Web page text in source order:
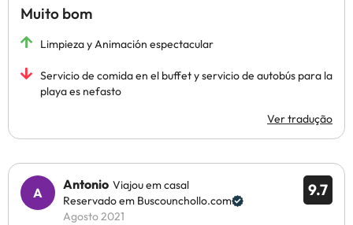
Muito bom
Limpieza y Animación espectacular
Servicio de comida en el buffet y servicio de autobús para la
playa es nefasto
Ver tradução
9.7
Antonio Viajou em casal
Reservado em Buscounchollo.com
Agosto 2021